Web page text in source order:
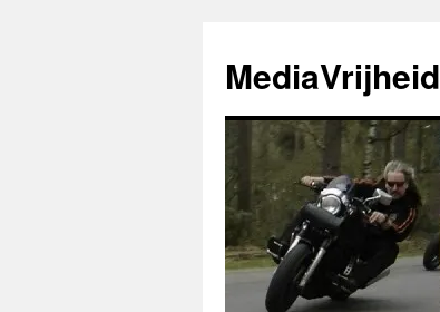
de
inhoud
MediaVrijheid